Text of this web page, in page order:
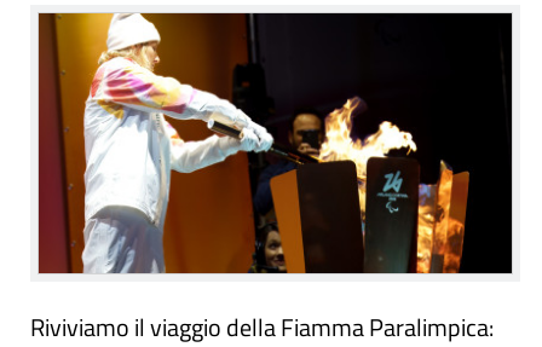
Riviviamo il viaggio della Fiamma Paralimpica: